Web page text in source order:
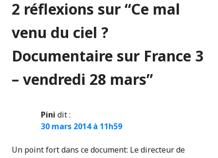
2 réflexions sur “Ce mal
venu du ciel ?
Documentaire sur France 3
– vendredi 28 mars”
Pini dit :
30 mars 2014 à 11h59
Un point fort dans ce document: Le directeur de